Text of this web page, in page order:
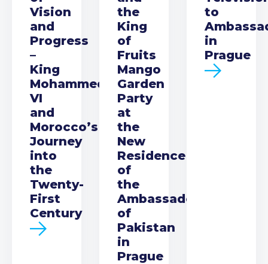
Vision
and
Progress
–
King
Mohammed
VI
and
Morocco’s
Journey
into
the
Twenty-
First
Century
the
King
of
Fruits
Mango
Garden
Party
at
the
New
Residence
of
the
Ambassador
of
Pakistan
in
Prague
to
in
Prague